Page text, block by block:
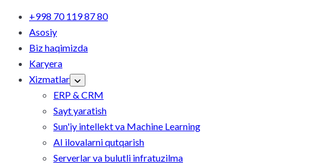
+998 70 119 87 80
Asosiy
Biz haqimizda
Karyera
Xizmatlar
ERP & CRM
Sayt yaratish
Sun'iy intellekt va Machine Learning
AI ilovalarni qutqarish
Serverlar va bulutli infratuzilma